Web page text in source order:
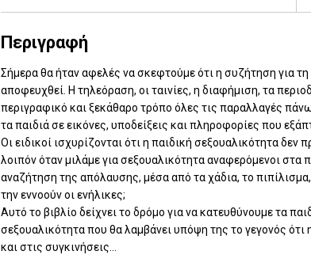
Περιγραφή
Σήμερα θα ήταν αφελές να σκεφτούμε ότι η συζήτηση για
αποφευχθεί. Η τηλεόραση, οι ταινίες, η διαφήμιση, τα
περιγραφικό και ξεκάθαρο τρόπο όλες τις παραλλαγές
τα παιδιά σε εικόνες, υποδείξεις και πληροφορίες που
Οι ειδικοί ισχυρίζονται ότι η παιδική σεξουαλικότητα δεν
λοιπόν όταν μιλάμε για σεξουαλικότητα αναφερόμενοι στα
αναζήτηση της απόλαυσης, μέσα από τα χάδια, το
την εννοούν οι ενήλικες;
Αυτό το βιβλίο δείχνει το δρόμο για να κατευθύνουμε τα
σεξουαλικότητα που θα λαμβάνει υπόψη της το γεγονός ότι
και στις συγκινήσεις...